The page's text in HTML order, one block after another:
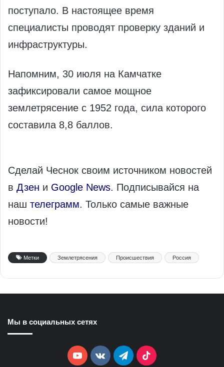
поступало. В настоящее время
специалисты проводят проверку зданий и
инфраструктуры.
Напомним, 30 июля на Камчатке
зафиксировали самое мощное
землетрясение с 1952 года, сила которого
составила 8,8 баллов.
Сделай Чеснок своим источником новостей
в Дзен и Google News. Подписывайся на
наш телеграмм. Только самые важные
новости!
Метки Землетрясения Происшествия Россия
Мы в социальных сетях
YouTubevk.comTelegramTikTok